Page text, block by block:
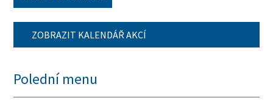
ZOBRAZIT KALENDÁŘ AKCÍ
Polední menu